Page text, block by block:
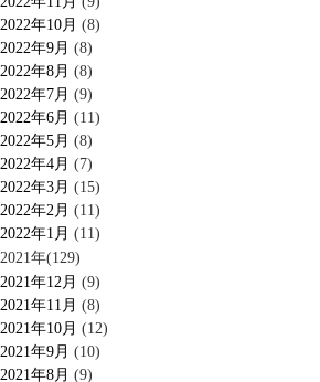
2022年10月 (8)
2022年9月 (8)
2022年8月 (8)
2022年7月 (9)
2022年6月 (11)
2022年5月 (8)
2022年4月 (7)
2022年3月 (15)
2022年2月 (11)
2022年1月 (11)
2021年(129)
2021年12月 (9)
2021年11月 (8)
2021年10月 (12)
2021年9月 (10)
2021年8月 (9)